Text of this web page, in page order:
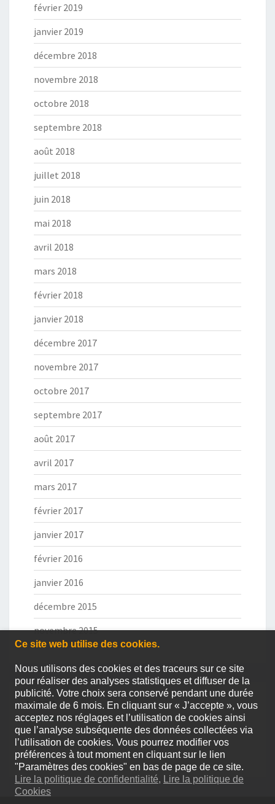
février 2019
janvier 2019
décembre 2018
novembre 2018
octobre 2018
septembre 2018
août 2018
juillet 2018
juin 2018
mai 2018
avril 2018
mars 2018
février 2018
janvier 2018
décembre 2017
novembre 2017
octobre 2017
septembre 2017
août 2017
avril 2017
mars 2017
février 2017
janvier 2017
février 2016
janvier 2016
décembre 2015
novembre 2015
META
Connexion
Ce site web utilise des cookies.
Nous utilisons des cookies et des traceurs sur ce site
pour réaliser des analyses statistiques et diffuser de la
publicité. Votre choix sera conservé pendant une durée
maximale de 6 mois. En cliquant sur « J’accepte », vous
acceptez nos réglages et l’utilisation de cookies ainsi
que l’analyse subséquente des données collectées via
l’utilisation de cookies. Vous pourrez modifier vos
préférences à tout moment en cliquant sur le lien
"Paramètres des cookies" en bas de page de ce site.
Lire la politique de confidentialité, Lire la politique de
Cookies